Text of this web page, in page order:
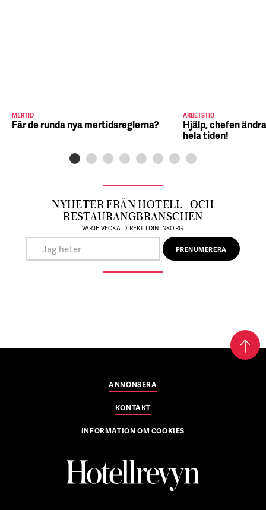
MERTID
Får de runda nya mertidsreglerna?
ARBETSTID
Hjälp, chefen
hela tiden!
NYHETER FRÅN HOTELL- OCH
RESTAURANGBRANSCHEN
VARJE VECKA, DIREKT I DIN INKORG.
ANNONSERA
KONTAKT
INFORMATION OM COOKIES